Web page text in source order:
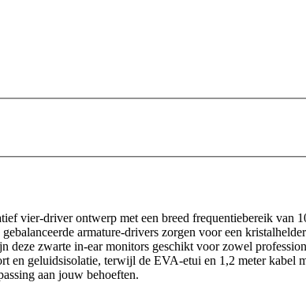
vier-driver ontwerp met een breed frequentiebereik
armature-drivers zorgen voor een
zwarte in-ear monitors geschikt voor zowel
en geluidsisolatie, terwijl de EVA-etui en 1,2 meter kabel
aan jouw behoeften.